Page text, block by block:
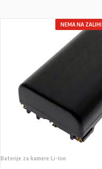
NEMA NA ZALIHI
Baterije za kamere Li-Ion